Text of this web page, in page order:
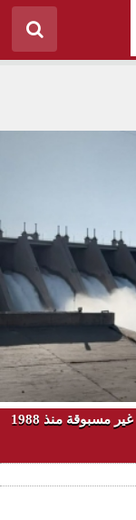
أمطار غزيرة في تركيا تدفع سوريا لاتخاذ خطوة غير مسبوقة منذ 1988